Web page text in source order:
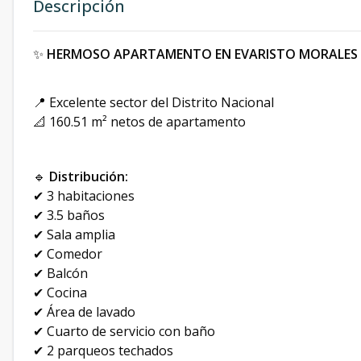
Descripción
✨ HERMOSO APARTAMENTO EN EVARISTO MORALES
📍 Excelente sector del Distrito Nacional
📐 160.51 m² netos de apartamento
🔹 Distribución:
✔ 3 habitaciones
✔ 3.5 baños
✔ Sala amplia
✔ Comedor
✔ Balcón
✔ Cocina
✔ Área de lavado
✔ Cuarto de servicio con baño
✔ 2 parqueos techados